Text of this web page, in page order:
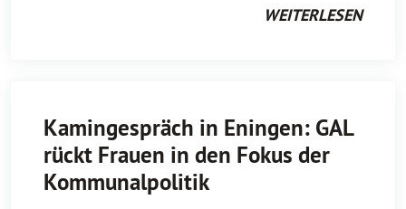
WEITERLESEN
Kamingespräch in Eningen: GAL
rückt Frauen in den Fokus der
Kommunalpolitik